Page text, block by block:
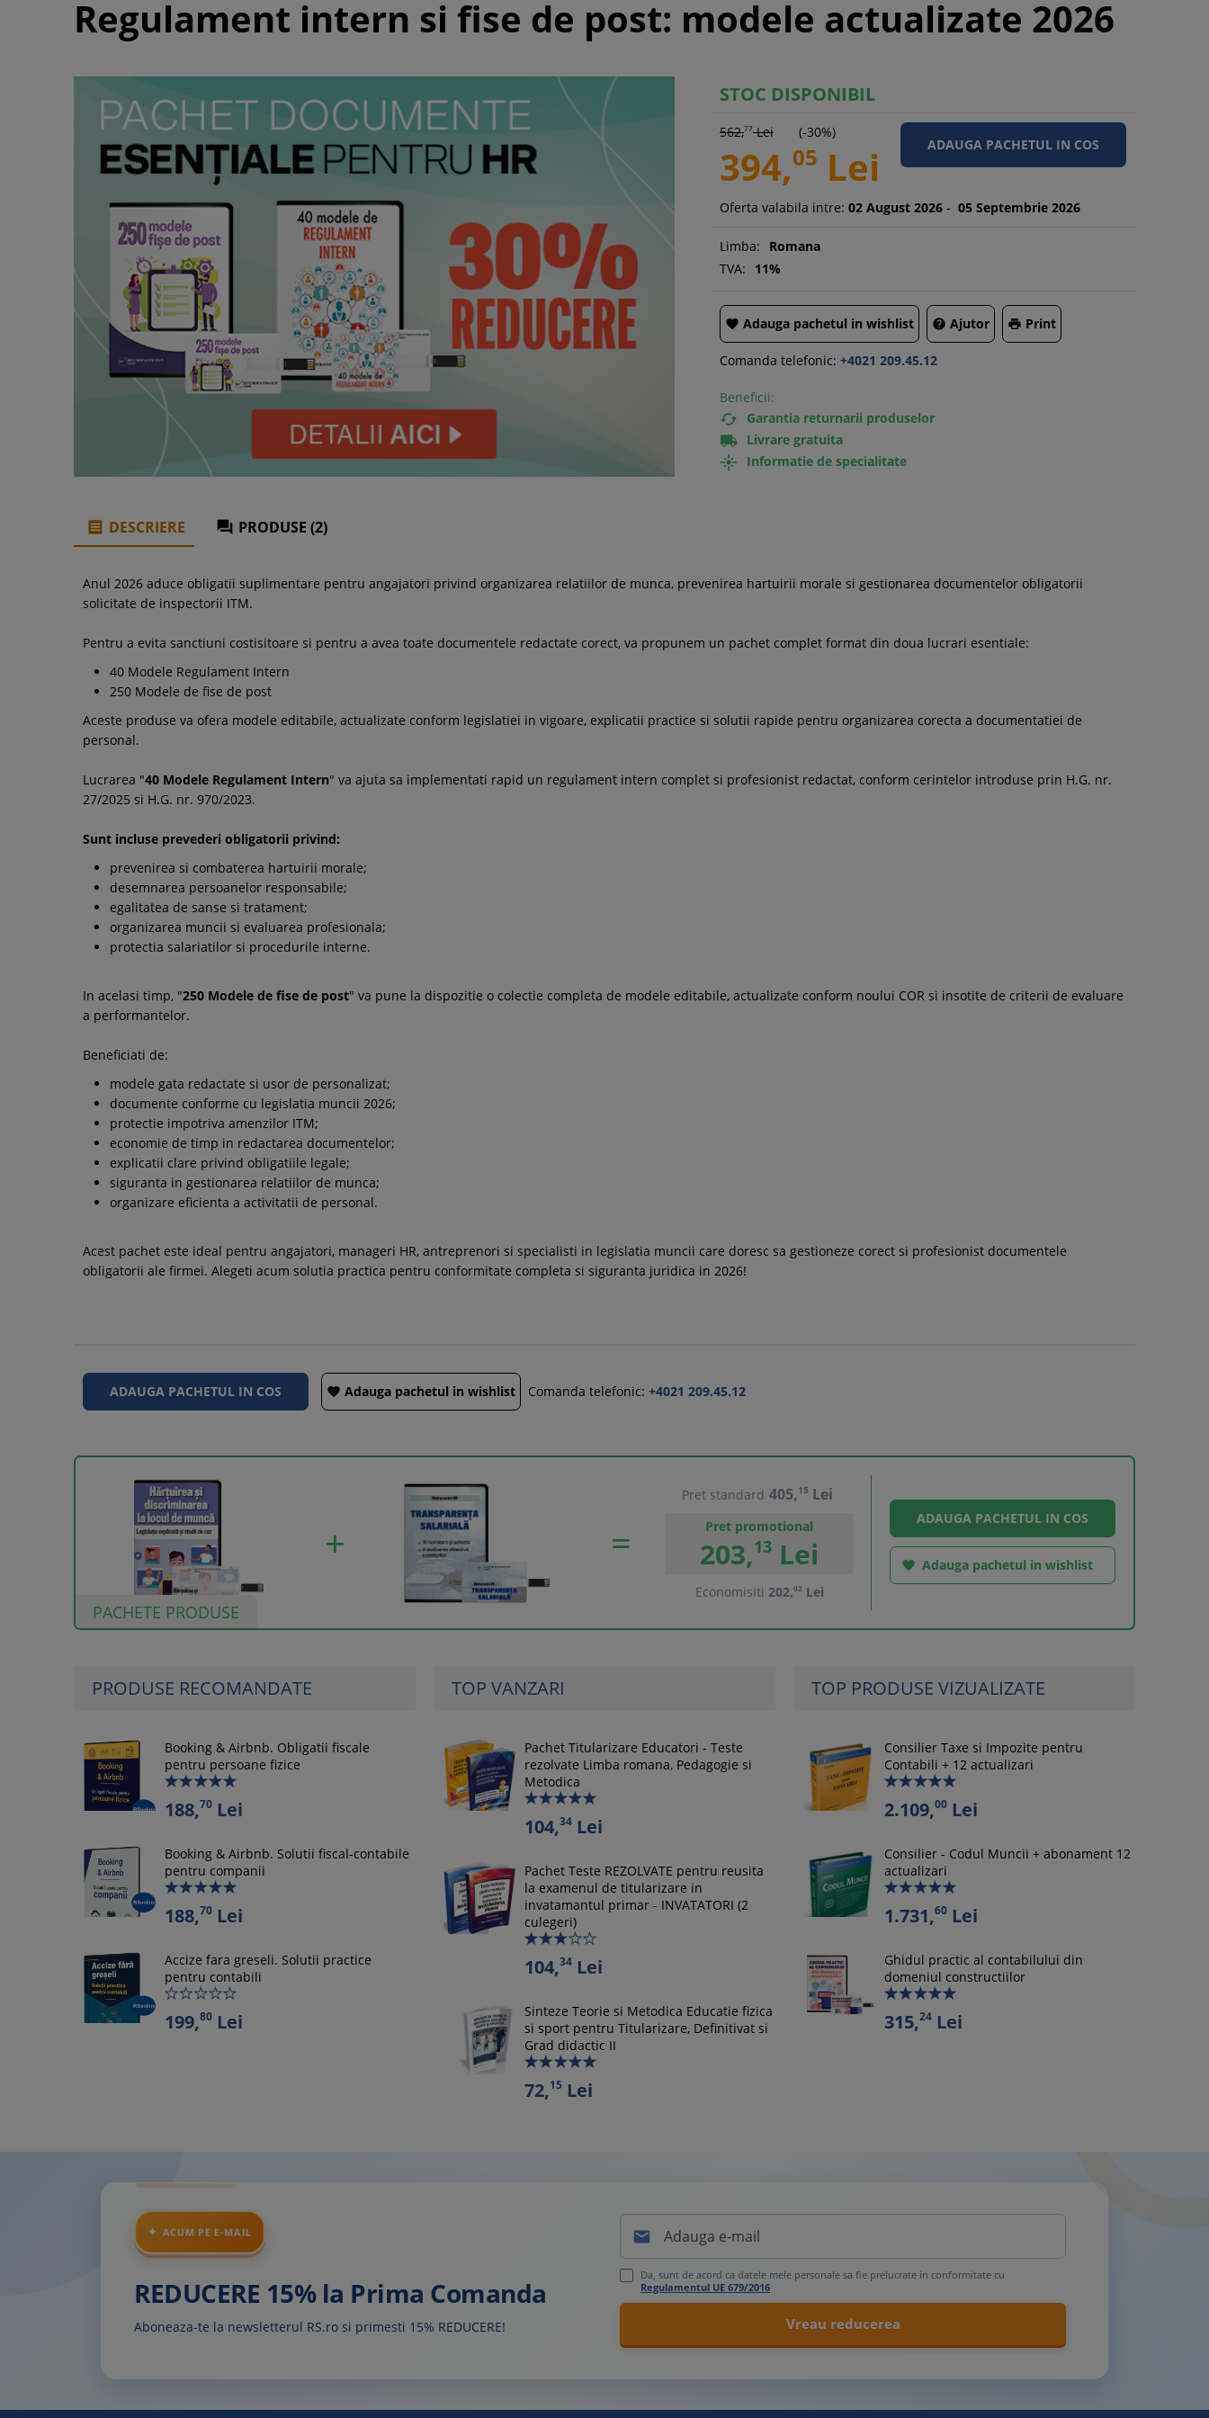
Regulament intern si fise de post: modele actualizate 2026
STOC DISPONIBIL
562,77Lei (-30%)
394,05 Lei
Oferta valabila intre: 02 August 2026 - 05 Septembrie 2026
Limba:
Romana
TVA:
11%
 Adauga pachetul in wishlist  Ajutor  Print
Comanda telefonic: +4021 209.45.12
Beneficii:
 Garantia returnarii produselor
 Livrare gratuita
 Informatie de specialitate
 DESCRIERE  PRODUSE (2)
Anul 2026 aduce obligatii suplimentare pentru angajatori privind organizarea relatiilor de munca, prevenirea hartuirii morale si gestionarea documentelor obligatorii
solicitate de inspectorii ITM.
Pentru a evita sanctiuni costisitoare si pentru a avea toate documentele redactate corect, va propunem un pachet complet format din doua lucrari esentiale:
40 Modele Regulament Intern
250 Modele de fise de post
Aceste produse va ofera modele editabile, actualizate conform legislatiei in vigoare, explicatii practice si solutii rapide pentru organizarea corecta a documentatiei de
personal.
Lucrarea "40 Modele Regulament Intern" va ajuta sa implementati rapid un regulament intern complet si profesionist redactat, conform cerintelor introduse prin H.G. nr.
27/2025 si H.G. nr. 970/2023.
Sunt incluse prevederi obligatorii privind:
prevenirea si combaterea hartuirii morale;
desemnarea persoanelor responsabile;
egalitatea de sanse si tratament;
organizarea muncii si evaluarea profesionala;
protectia salariatilor si procedurile interne.
In acelasi timp, "250 Modele de fise de post" va pune la dispozitie o colectie completa de modele editabile, actualizate conform noului COR si insotite de criterii de evaluare
a performantelor.
Beneficiati de:
modele gata redactate si usor de personalizat;
documente conforme cu legislatia muncii 2026;
protectie impotriva amenzilor ITM;
economie de timp in redactarea documentelor;
explicatii clare privind obligatiile legale;
siguranta in gestionarea relatiilor de munca;
organizare eficienta a activitatii de personal.
Acest pachet este ideal pentru angajatori, manageri HR, antreprenori si specialisti in legislatia muncii care doresc sa gestioneze corect si profesionist documentele
obligatorii ale firmei. Alegeti acum solutia practica pentru conformitate completa si siguranta juridica in 2026!
 Adauga pachetul in wishlist Comanda telefonic: +4021 209.45.12
PACHETE PRODUSE
Pret standard 405,15 Lei
Pret promotional
203,13 Lei
Economisiti 202,02 Lei
 Adauga pachetul in wishlist
PRODUSE RECOMANDATE
Booking & Airbnb. Obligatii fiscale
pentru persoane fizice
188,70 Lei
Booking & Airbnb. Solutii fiscal-contabile
pentru companii
188,70 Lei
Accize fara greseli. Solutii practice
pentru contabili
199,80 Lei
TOP VANZARI
Pachet Titularizare Educatori - Teste
rezolvate Limba romana, Pedagogie si
Metodica
104,34Lei
Pachet Teste REZOLVATE pentru reusita
la examenul de titularizare in
invatamantul primar - INVATATORI (2
culegeri)
104,34Lei
Sinteze Teorie si Metodica Educatie fizica
si sport pentru Titularizare, Definitivat si
Grad didactic II
72,15Lei
TOP PRODUSE VIZUALIZATE
Consilier Taxe si Impozite pentru
Contabili + 12 actualizari
2.109,00Lei
Consilier - Codul Muncii + abonament 12
actualizari
1.731,60Lei
Ghidul practic al contabilului din
domeniul constructiilor
315,24Lei
ACUM PE E-MAIL
REDUCERE 15% la Prima Comanda
Aboneaza-te la newsletterul RS.ro si primesti 15% REDUCERE!

Da, sunt de acord ca datele mele personale sa fie prelucrate in conformitate cu
Regulamentul UE 679/2016